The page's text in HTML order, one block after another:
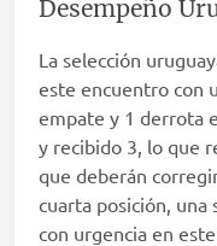
Desempeño
La selección
este encuentro con
empate y 1 derrota
y recibido 3, lo que
que deberán
cuarta posición, una
con urgencia en